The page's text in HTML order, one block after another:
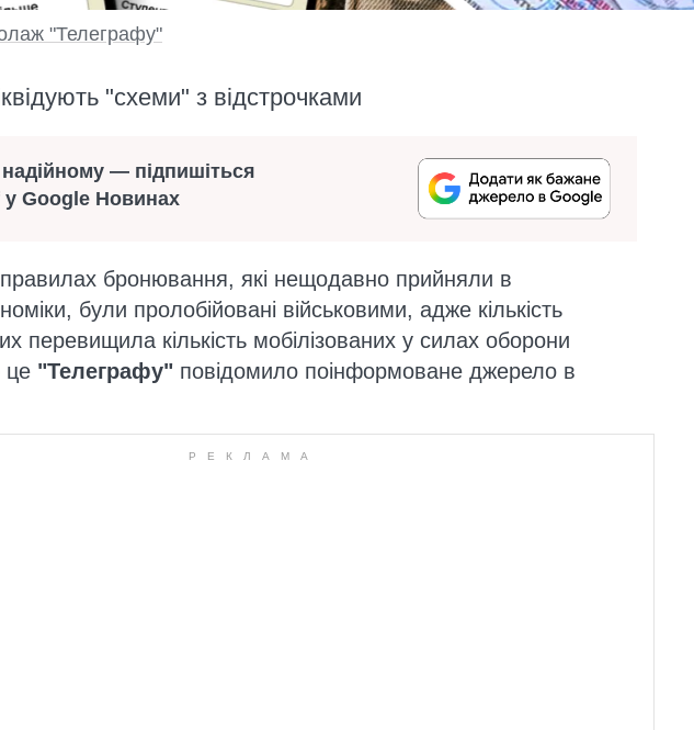
"Телеграфу"
"схеми" з відстрочками
— підпишіться
у Google Новинах
бронювання, які нещодавно прийняли в
були пролобійовані військовими, адже кількість
перевищила кількість мобілізованих у силах оборони
це "Телеграфу" повідомило поінформоване джерело в